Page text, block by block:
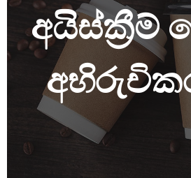
අයිස්ක්‍රීම්